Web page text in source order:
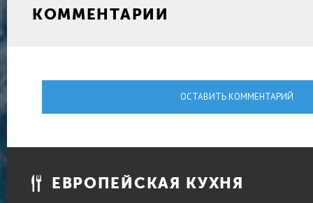
КОММЕНТАРИИ
ОСТАВИТЬ КОММЕНТАРИЙ
ЕВРОПЕЙСКАЯ КУХНЯ